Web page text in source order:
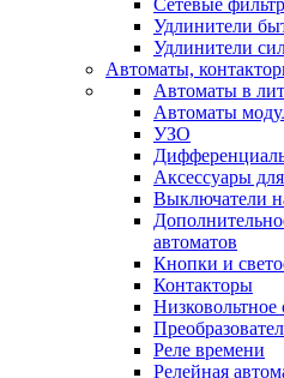
Сетевые
Удлинители
Удлинители
Автоматы,
Автоматы в
Автоматы
УЗО
Аксессуары
Выключатели
автоматов
Кнопки и
Контакторы
Низковольтное
Реле времени
Релейная